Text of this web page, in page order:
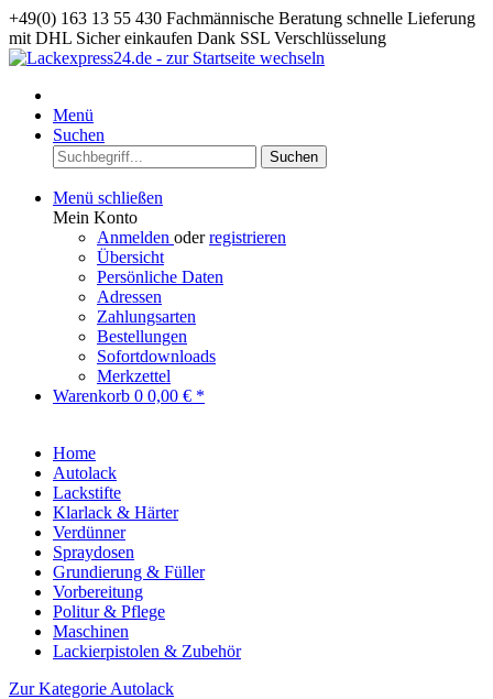
+49(0) 163 13 55 430 Fachmännische Beratung schnelle Lieferung
mit DHL Sicher einkaufen Dank SSL Verschlüsselung
Menü
Suchen
Suchen
Menü schließen
Mein Konto
Anmelden oderregistrieren
Übersicht
Persönliche Daten
Adressen
Zahlungsarten
Bestellungen
Sofortdownloads
Merkzettel
Warenkorb 0 0,00 € *
Home
Autolack
Lackstifte
Klarlack & Härter
Verdünner
Spraydosen
Grundierung & Füller
Vorbereitung
Politur & Pflege
Maschinen
Lackierpistolen & Zubehör
Zur Kategorie Autolack